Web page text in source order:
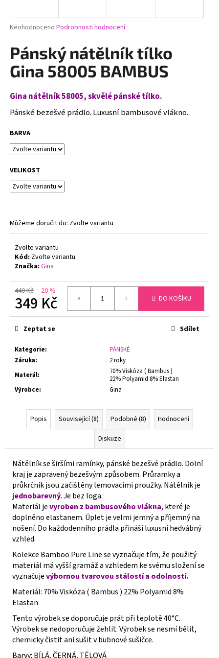
Průměrné
produktu
je
0,0
z
hvězdiček.
Neohodnoceno Podrobnosti hodnocení
Pánský nátělník tílko
Gina 58005 BAMBUS
Gina nátělník 58005, skvělé pánské tílko.
Pánské bezešvé prádlo. Luxusní bambusové vlákno.
BARVA
VELIKOST
Můžeme doručit do: Zvolte variantu
Zvolte variantu
Kód: Zvolte variantu
Značka: Gina
440 Kč –20 %
349 Kč
Měrná
cena:
DO KOŠÍKU
Kategorie:
PÁNSKÉ
Záruka:
2 roky
Materál:
70% Viskóza ( Bambus )
22% Polyamid 8% Elastan
Výrobce: Gina
Zeptat se Sdílet
Popis Související (8) Podobné (8)
Hodnocení
Diskuze
Nátělník se širšími ramínky, pánské bezešvé prádlo. Dolní
kraj je zapravený bezešvým způsobem. Průramky a
průkrčník jsou začištěny lemovacími proužky. Nátělník je
jednobarevný. Je bez loga.
Materiál jevyroben z bambusového vlákna, které je
doplněno elastanem. Úplet je velmi jemný a příjemný na
nošení. Do každodenního prádla přináší luxusní hedvábný
vzhled.
Kolekce Bamboo Pure Line se vyznačuje tím, že použitý
materiál má vyšší gramáž a vzhledem ke svému složení se
vyznačujevýbornou tvarovou stálostí a odolností.
Materiál: 70% Viskóza ( Bambus ) 22% Polyamid 8%
Elastan
Tento výrobek se doporučuje prát při teplotě 40°C.
Výrobek se nedoporučuje žehlit. Výrobek se nesmí bělit,
chemicky čistit ani sušit v bubnové sušičce.
Barvy: BÍLÁ, ČERNÁ, TĚLOVÁ
j
t
?
HLEDAT
D
o
p
o
č
u
m
PODPRSENKA
KOSTICEMI
FELINA
519
ČERNÁ
699
Původně: